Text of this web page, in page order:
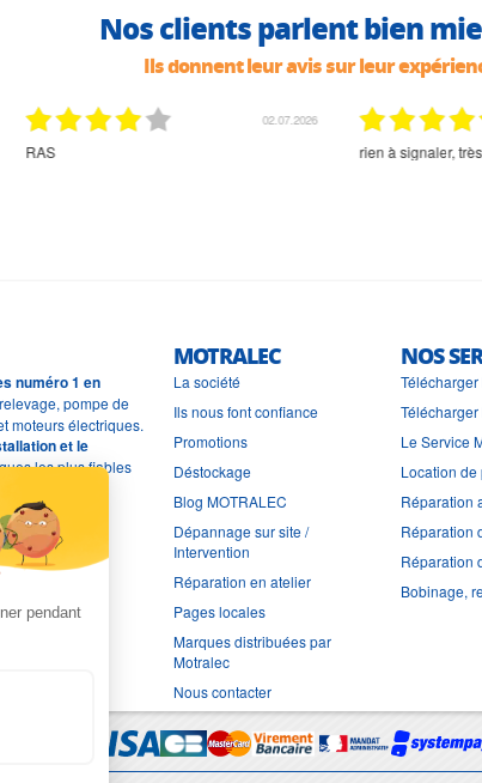
Nos clients parlent bien
Ils donnent leur avis sur leur
02.07.2026
RAS rien à signaler,
numéro 1 en
pompe de
moteurs électriques.
et le
les plus fiables
MOTRALEC
La société
Ils nous font confiance
Promotions
Déstockage
Blog MOTRALEC
Dépannage sur site /
Intervention
Réparation en atelier
Pages locales
Marques distribuées par
Motralec
Nous contacter
NOS
Le Service
Location de
Réparation
Réparation
Réparation
Bobinage,